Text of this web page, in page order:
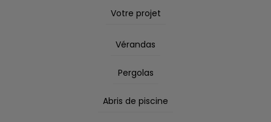
Votre projet
Vérandas
Pergolas
Abris de piscine